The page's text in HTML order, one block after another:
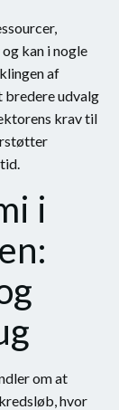
kan i nogle
af
bredere udvalg
krav til
i
om at
hvor